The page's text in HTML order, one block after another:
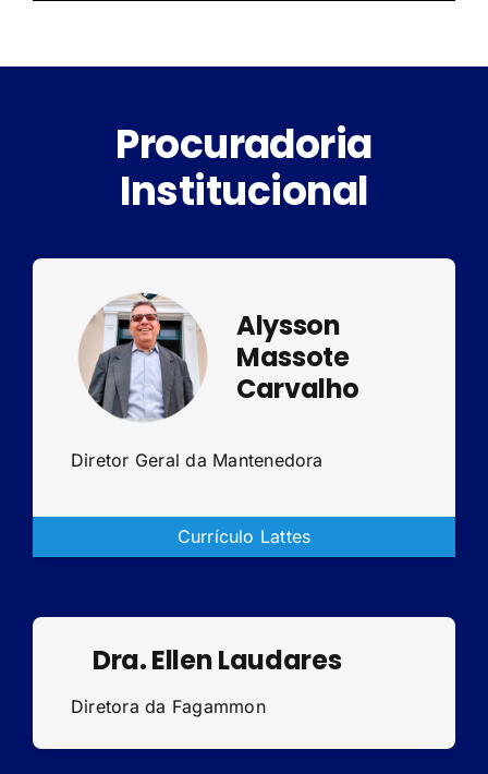
Procuradoria
Institucional
Alysson
Massote
Carvalho
Diretor Geral da Mantenedora
Currículo Lattes
Dra. Ellen Laudares
Diretora da Fagammon